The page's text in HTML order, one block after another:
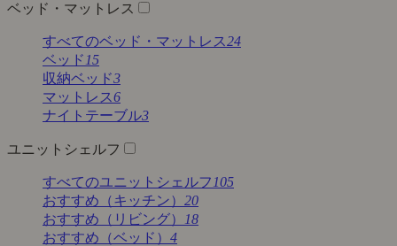
ベッド・マットレス
すべてのベッド・マットレス24
ベッド 15
収納ベッド3
マットレス6
ナイトテーブル3
ユニットシェルフ
すべてのユニットシェルフ 105
おすすめ（キッチン） 20
おすすめ（リビング）
18
おすすめ（ベッド） 4